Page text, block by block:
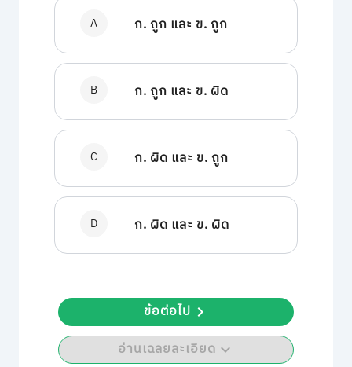
A ก. ถูก และ ข. ถูก
B ก. ถูก และ ข. ผิด
C ก. ผิด และ ข. ถูก
D ก. ผิด และ ข. ผิด
อ่านเฉลยละเอียด
ข้อต่อไป